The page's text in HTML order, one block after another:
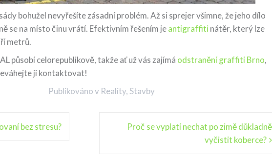
bohužel nevyřešíte zásadní problém. Až si sprejer všimne, že jeho dílo
se na místo činu vrátí. Efektivním řešením jeantigraffitinátěr, který lze
metrů.
působí celorepublikově, takže ať už vás zajímá odstranění graffiti Brno,
ji kontaktovat!
Publikováno v Reality, Stavby
bez stresu?
Proč se vyplatí nechat po zimě důkladně
vyčistit koberce?